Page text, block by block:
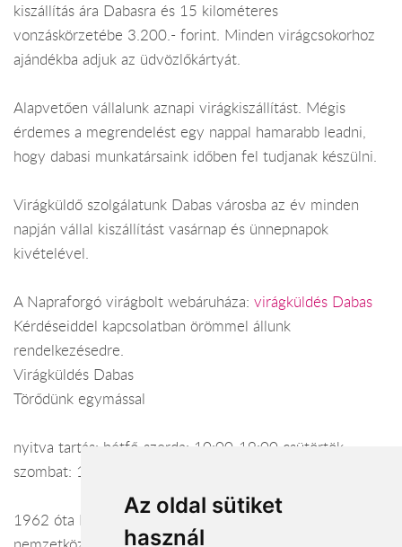
Az oldal sütiket
használ
kiszállítás ára Dabasra és 15 kilométeres
vonzáskörzetébe 3.200.- forint. Minden virágcsokorhoz
ajándékba adjuk az üdvözlőkártyát.
Alapvetően vállalunk aznapi virágkiszállítást. Mégis
érdemes a megrendelést egy nappal hamarabb leadni,
hogy dabasi munkatársaink időben fel tudjanak készülni.
Virágküldő szolgálatunk Dabas városba az év minden
napján vállal kiszállítást vasárnap és ünnepnapok
kivételével.
A Napraforgó virágbolt webáruháza: virágküldés Dabas
Kérdéseiddel kapcsolatban örömmel állunk
rendelkezésedre.
Virágküldés Dabas
Törődünk egymással
nyitva tartás: hétfő-szerda: 10:00-19:00 csütörtök-
szombat: 10:00-20:00 vasárnap: 10:00-18:00
1962 óta Lakatosék virágai Önökért! Belföldi és